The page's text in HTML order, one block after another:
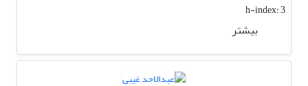
h-index:3
بیشتر